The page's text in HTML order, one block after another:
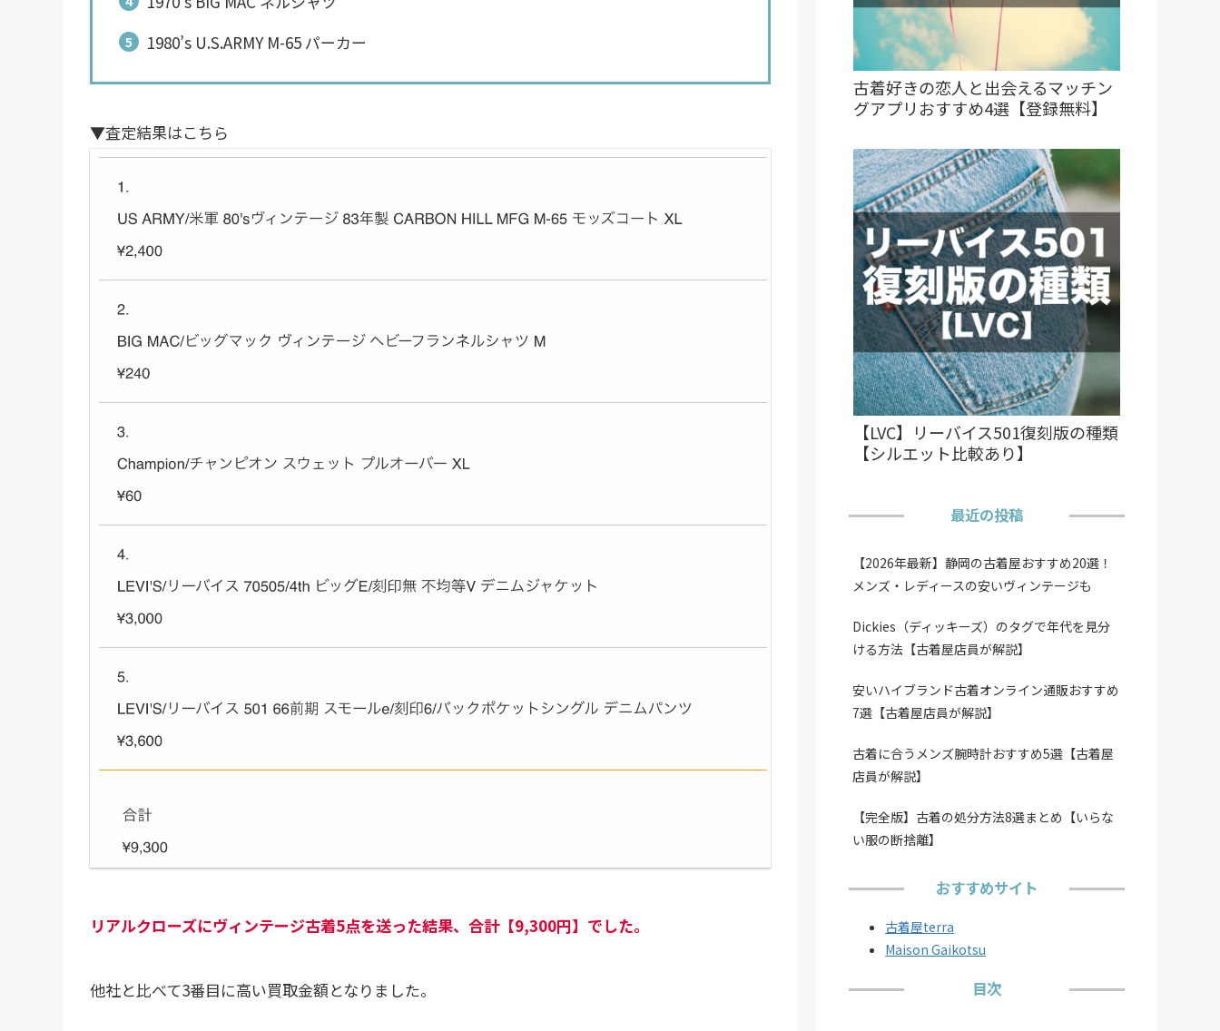
1980’s U.S.ARMY M-65 パーカー
▼査定結果はこちら
リアルクローズにヴィンテージ古着5点を送った結果、合計【9,300円】でした。
他社と比べて3番目に高い買取金額となりました。
古着好きの恋人と出会えるマッチン
グアプリおすすめ4選【登録無料】
【LVC】リーバイス501復刻版の種類
【シルエット比較あり】
最近の投稿
【2026年最新】静岡の古着屋おすすめ20選！
メンズ・レディースの安いヴィンテージも
Dickies（ディッキーズ）のタグで年代を見分
ける方法【古着屋店員が解説】
安いハイブランド古着オンライン通販おすすめ
7選【古着屋店員が解説】
古着に合うメンズ腕時計おすすめ5選【古着屋
店員が解説】
【完全版】古着の処分方法8選まとめ【いらな
い服の断捨離】
おすすめサイト
古着屋terra
Maison Gaikotsu
目次